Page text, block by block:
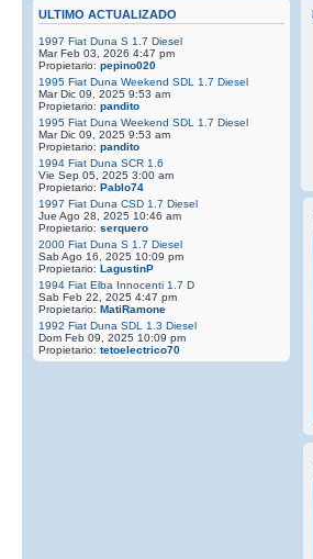
ULTIMO ACTUALIZADO
1997 Fiat Duna S 1.7 Diesel
Mar Feb 03, 2026 4:47 pm
Propietario: pepino020
1995 Fiat Duna Weekend SDL 1.7 Diesel
Mar Dic 09, 2025 9:53 am
Propietario: pandito
1995 Fiat Duna Weekend SDL 1.7 Diesel
Mar Dic 09, 2025 9:53 am
Propietario: pandito
1994 Fiat Duna SCR 1.6
Vie Sep 05, 2025 3:00 am
Propietario: Pablo74
1997 Fiat Duna CSD 1.7 Diesel
Jue Ago 28, 2025 10:46 am
Propietario: serquero
2000 Fiat Duna S 1.7 Diesel
Sab Ago 16, 2025 10:09 pm
Propietario: LagustinP
1994 Fiat Elba Innocenti 1.7 D
Sab Feb 22, 2025 4:47 pm
Propietario: MatiRamone
1992 Fiat Duna SDL 1.3 Diesel
Dom Feb 09, 2025 10:09 pm
Propietario: tetoelectrico70